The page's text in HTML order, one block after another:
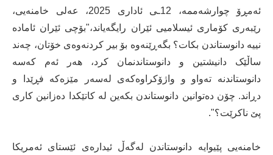
ئەمڕۆ چوارشەممە، 12ـی ئاداری 2025، عەلی خامنەیی،
رێبەری کۆماری ئیسلامیی ئێران رایگەیاند،"بۆچی ئێران ئامادە
نییە دانوستاندن بکات؟ بگەڕێنەوە بۆ بیر کردنەوەی خۆتان، چەند
ساڵێک دانیشتین و دانوستاندنمان کرد، هەر ئەم کەسە
دانوستاندنە تەواو و واژۆکراوەکەی لەسەر مێزەکە فڕێدا و
دڕاند. چۆن دەتوانین دانوستاندن بکەین لە کاتێکدا دەزانین کاری
پێ ناکرێت؟".
خامنەیی پێیوایە دانوستاندن لەگەڵ ئیدارەی ئێستای ئەمریکا